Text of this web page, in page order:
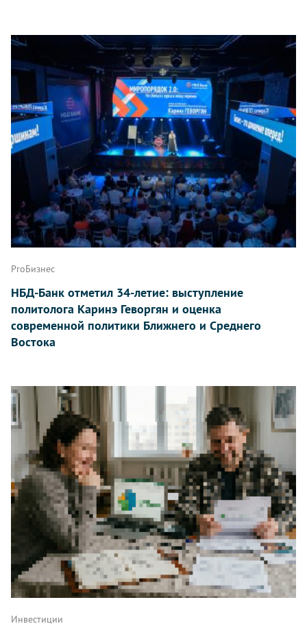
ProБизнес
НБД-Банк отметил 34-летие: выступление
политолога Каринэ Геворгян и оценка
современной политики Ближнего и Среднего
Востока
Инвестиции